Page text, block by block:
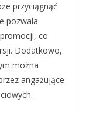
przyciągnąć
pozwala
co
Dodatkowo,
można
angażujące